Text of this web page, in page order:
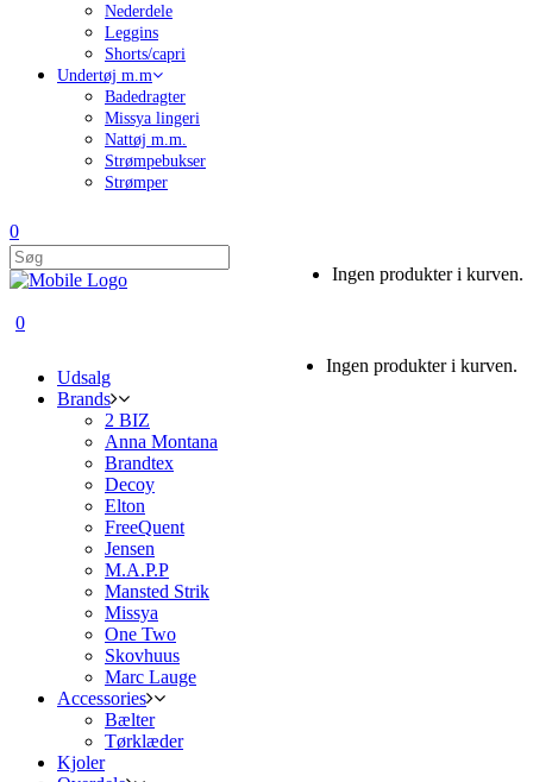
Nederdele
Leggins
Shorts/capri
Undertøj m.m
Badedragter
Missya lingeri
Nattøj m.m.
Strømpebukser
Strømper
0
Ingen produkter i kurven.
0
Ingen produkter i kurven.
Udsalg
Brands
2 BIZ
Anna Montana
Brandtex
Decoy
Elton
FreeQuent
Jensen
M.A.P.P
Mansted Strik
Missya
One Two
Skovhuus
Marc Lauge
Accessories
Bælter
Tørklæder
Kjoler